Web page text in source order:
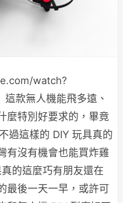
watch?
款無人機能飛多遠、
麼特別好要求的，畢竟
過這樣的 DIY 玩具真的
有沒有機會也能買炸雞
的這麼巧有朋友還在
最後一天一早，或許可